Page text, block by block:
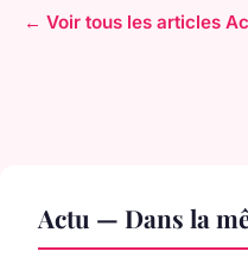
← Voir tous les articles
Actu — Dans la